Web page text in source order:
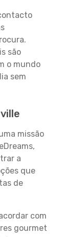
são
o mundo
sem
missão
a
que
de
com
gourmet